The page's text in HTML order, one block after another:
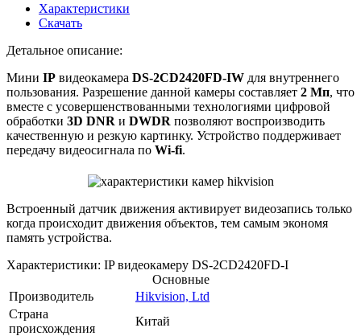
Характеристики
Скачать
Детальное описание:
Мини ІР видеокамера DS-2CD2420FD-IW для внутреннего
пользования. Разрешение данной камеры составляет 2 Мп, что
вместе с усовершенствованными технологиями цифровой
обработки 3D DNR и DWDR позволяют воспроизводить
качественную и резкую картинку. Устройство поддерживает
передачу видеосигнала по Wi-fi.
Встроенный датчик движения активирует видеозапись только
когда происходит движения объектов, тем самым экономя
память устройства.
Характеристики: IP видеокамеру DS-2CD2420FD-I
Основные
Производитель
Hikvision, Ltd
Страна
происхождения
Китай